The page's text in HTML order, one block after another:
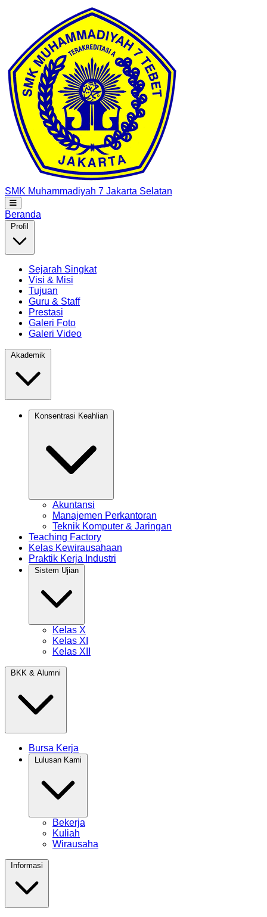
SMK Muhammadiyah 7 Jakarta Selatan
Beranda
Sejarah Singkat
Visi & Misi
Tujuan
Guru & Staff
Prestasi
Galeri Foto
Galeri Video
Akuntansi
Manajemen Perkantoran
Teknik Komputer & Jaringan
Teaching Factory
Kelas Kewirausahaan
Praktik Kerja Industri
Kelas X
Kelas XI
Kelas XII
Bursa Kerja
Bekerja
Kuliah
Wirausaha